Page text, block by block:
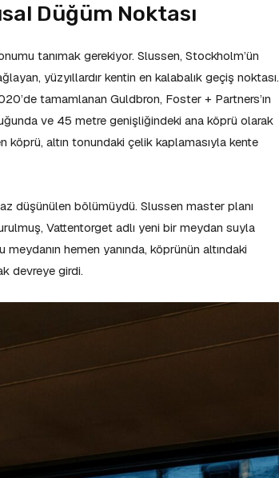
Düğüm Noktası
tanımak gerekiyor. Slussen, Stockholm’ün
yüzyıllardır kentin en kalabalık geçiş noktası.
tamamlanan Guldbron, Foster + Partners’ın
ve 45 metre genişliğindeki ana köprü olarak
köprü, altın tonundaki çelik kaplamasıyla kente
düşünülen bölümüydü. Slussen master planı
Vattentorget adlı yeni bir meydan suyla
hemen yanında, köprünün altındaki
devreye girdi.